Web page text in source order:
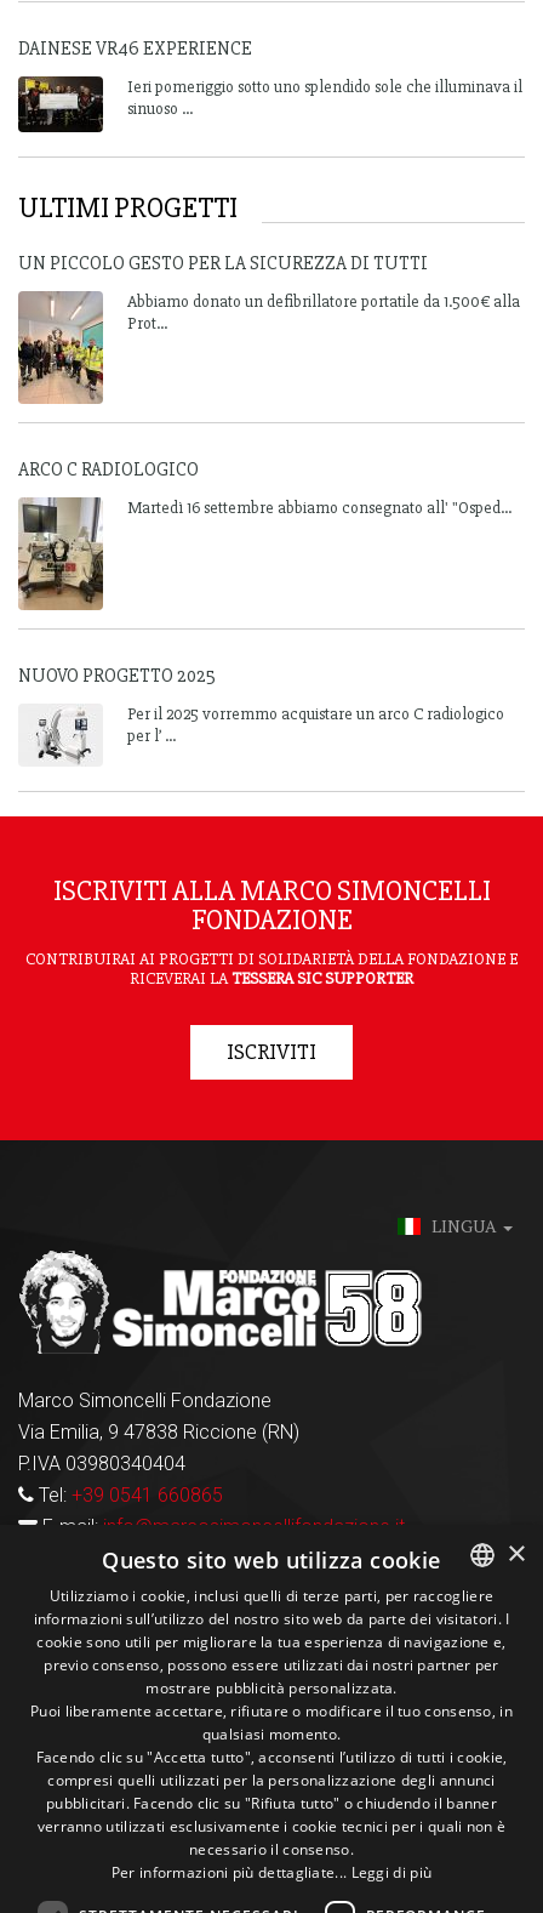
DAINESE VR46 EXPERIENCE
Ieri pomeriggio sotto uno splendido sole che illuminava il
sinuoso ...
ULTIMI PROGETTI
UN PICCOLO GESTO PER LA SICUREZZA DI TUTTI
Abbiamo donato un defibrillatore portatile da 1.500€ alla
Prot...
ARCO C RADIOLOGICO
Martedì 16 settembre abbiamo consegnato all' "Osped...
NUOVO PROGETTO 2025
Per il 2025 vorremmo acquistare un arco C radiologico
per l’ ...
ISCRIVITI ALLA MARCO SIMONCELLI
FONDAZIONE
CONTRIBUIRAI AI PROGETTI DI SOLIDARIETÀ DELLA FONDAZIONE E
RICEVERAI LATESSERA SIC SUPPORTER
ISCRIVITI
LINGUA
Marco Simoncelli Fondazione
Via Emilia, 9 47838 Riccione (RN)
P.IVA 03980340404
Tel: +39 0541 660865
E-mail: info@marcosimoncellifondazione.it
Carte Accettate
Seguici sui social
1M
Followers
13k
Followers
10+
Followers
300+
Followers
ITALIAN
ENGLISH
×
Questo sito web utilizza cookie
Utilizziamo i cookie, inclusi quelli di terze parti, per raccogliere
informazioni sull’utilizzo del nostro sito web da parte dei visitatori. I
cookie sono utili per migliorare la tua esperienza di navigazione e,
previo consenso, possono essere utilizzati dai nostri partner per
mostrare pubblicità personalizzata.
Puoi liberamente accettare, rifiutare o modificare il tuo consenso, in
qualsiasi momento.
Facendo clic su "Accetta tutto", acconsenti l’utilizzo di tutti i cookie,
compresi quelli utilizzati per la personalizzazione degli annunci
pubblicitari. Facendo clic su "Rifiuta tutto" o chiudendo il banner
verranno utilizzati esclusivamente i cookie tecnici per i quali non è
necessario il consenso.
Per informazioni più dettagliate... Leggi di più